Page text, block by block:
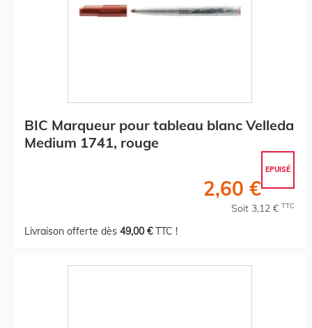
BIC Marqueur pour tableau blanc Velleda
Medium 1741, rouge
EPUISÉ
2,60 €
Soit 3,12 € TTC
Livraison offerte dès 49,00 €TTC !